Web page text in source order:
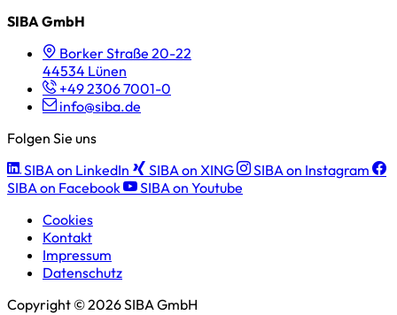
SIBA GmbH
Borker Straße 20-22
44534 Lünen
+49 2306 7001-0
info@siba.de
Folgen Sie uns
SIBA on LinkedIn
SIBA on XING
SIBA on Instagram
SIBA on Facebook
SIBA on Youtube
Cookies
Kontakt
Impressum
Datenschutz
Copyright © 2026 SIBA GmbH